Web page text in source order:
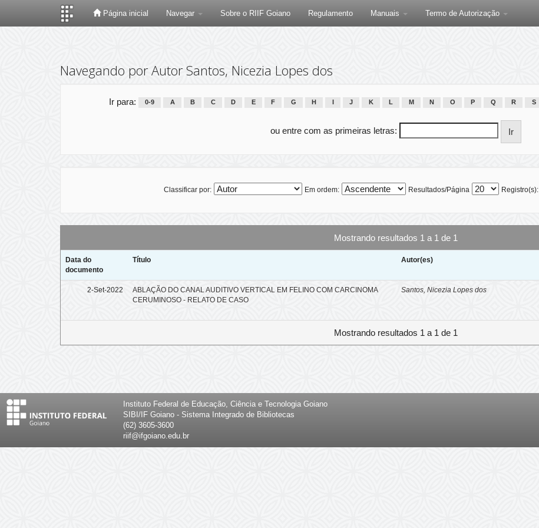
Página inicial Navegar Sobre o RIIF Goiano Regulamento Manuais Termo de Autorização
Navegando por Autor Santos, Nicezia Lopes dos
Ir para: 0-9 A B C D E F G H J K L M N O P Q R S
ou entre com as primeiras letras:
Classificar por: Em ordem: Resultados/Página Registro(s):
Mostrando resultados 1 a 1 de 1
Data do
documento
Título Autor(es)
2-Set-2022
ABLAÇÃO DO CANAL AUDITIVO VERTICAL EM FELINO COM CARCINOMA
CERUMINOSO - RELATO DE CASO
Santos, Nicezia Lopes dos
Mostrando resultados 1 a 1 de 1
Instituto Federal de Educação, Ciência e Tecnologia Goiano
SIBI/IF Goiano - Sistema Integrado de Bibliotecas
(62) 3605-3600
riif@ifgoiano.edu.br